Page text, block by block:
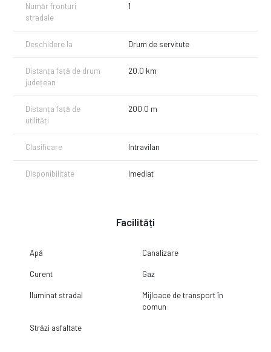
Număr fronturi
stradale
1
Deschidere la Drum de servitute
Distanța față de drum
județean
20.0 km
Distanța față de
utilități
200.0 m
Clasificare Intravilan
Disponibilitate Imediat
Facilități
Apă Canalizare
Curent Gaz
Iluminat stradal
Mijloace de transport în
comun
Străzi asfaltate